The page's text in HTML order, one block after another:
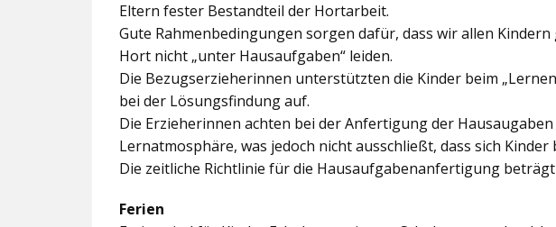
Eltern fester Bestandteil der Hortarbeit.
Gute Rahmenbedingungen sorgen dafür, dass wir allen Kindern
Hort nicht „unter Hausaufgaben“ leiden.
Die Bezugserzieherinnen unterstützten die Kinder beim
bei der Lösungsfindung auf.
Die Erzieherinnen achten bei der Anfertigung der
Lernatmosphäre, was jedoch nicht ausschließt, dass sich
Die zeitliche Richtlinie für die Hausaufgabenanfertigung beträgt
Ferien